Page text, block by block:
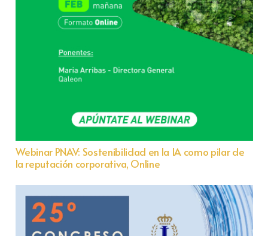
Webinar PNAV: Sostenibilidad en la IA como pilar de
la reputación corporativa, Online